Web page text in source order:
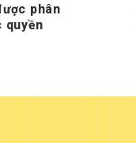
phân
quyền